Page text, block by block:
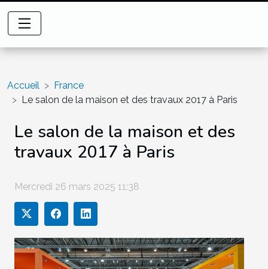
Accueil
France
Le salon de la maison et des travaux 2017 à Paris
Le salon de la maison et des
travaux 2017 à Paris
Mercredi 26 mars 2025 11:38